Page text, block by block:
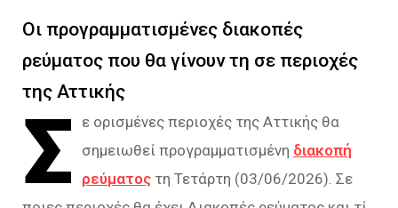
Οι προγραμματισμένες διακοπές
ρεύματος που θα γίνουν τη σε περιοχές
της Αττικής
Σ
ε ορισμένες περιοχές της Αττικής θα
σημειωθεί προγραμματισμένη διακοπή
ρεύματος τη Τετάρτη (03/06/2026). Σε